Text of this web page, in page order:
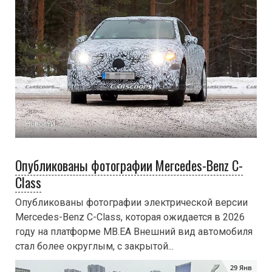
Концепт-кар Hyundai INITIUM на водородных
топливных элементах будет представлен на
автосалоне в Гуанчжоу
Chery Fengyun T8 C-DM будет выпущен в декабре
Новости
Опубликованы фотографии Mercedes-Benz C-
Class
Опубликованы фотографии электрической версии
Mercedes-Benz C-Class, которая ожидается в 2026
году на платформе MB.EA Внешний вид автомобиля
стал более округлым, с закрытой...
29 Янв